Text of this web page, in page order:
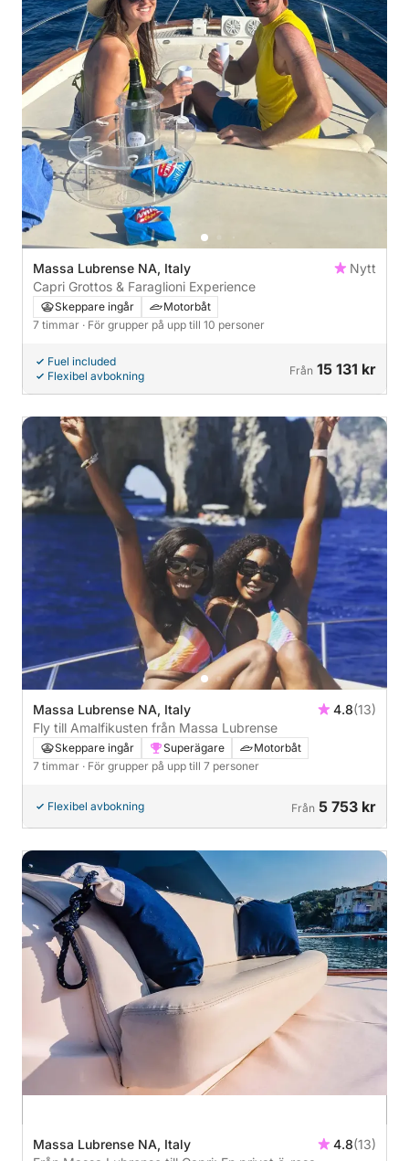
Massa Lubrense NA, Italy
Nytt
Capri Grottos & Faraglioni Experience
Skeppare ingår
Motorbåt
7 timmar · För grupper på upp till 10 personer
Fuel included
Flexibel avbokning
Från 15 131 kr
Massa Lubrense NA, Italy 4.8(13)
Fly till Amalfikusten från Massa Lubrense
Skeppare ingår Superägare
Motorbåt
7 timmar · För grupper på upp till 7 personer
Flexibel avbokning Från 5 753 kr
Massa Lubrense NA, Italy 4.8(13)